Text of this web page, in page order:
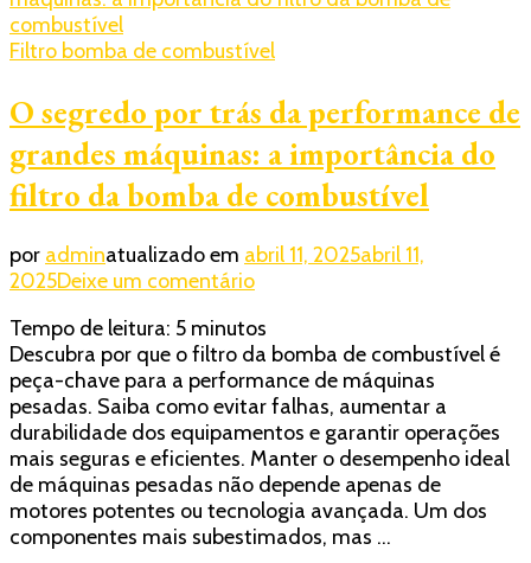
Filtro bomba de combustível
O segredo por trás da performance de
grandes máquinas: a importância do
filtro da bomba de combustível
por adminatualizado em abril 11, 2025abril 11,
2025Deixe um comentárioem
segredo
por
trás
da
performance
de
grandes
máquinas:
a
Tempo de leitura: 5 minutos
Descubra por que o filtro da bomba de combustível é
peça-chave para a performance de máquinas
pesadas. Saiba como evitar falhas, aumentar a
durabilidade dos equipamentos e garantir operações
mais seguras e eficientes. Manter o desempenho ideal
de máquinas pesadas não depende apenas de
motores potentes ou tecnologia avançada. Um dos
componentes mais subestimados, mas …